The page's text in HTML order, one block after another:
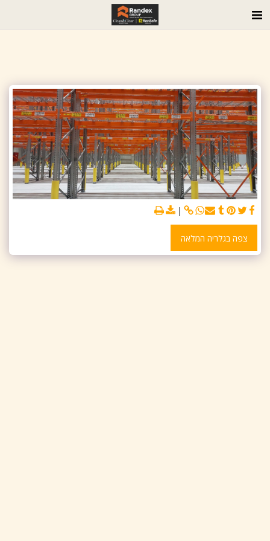
צפה בגלריה המלאה